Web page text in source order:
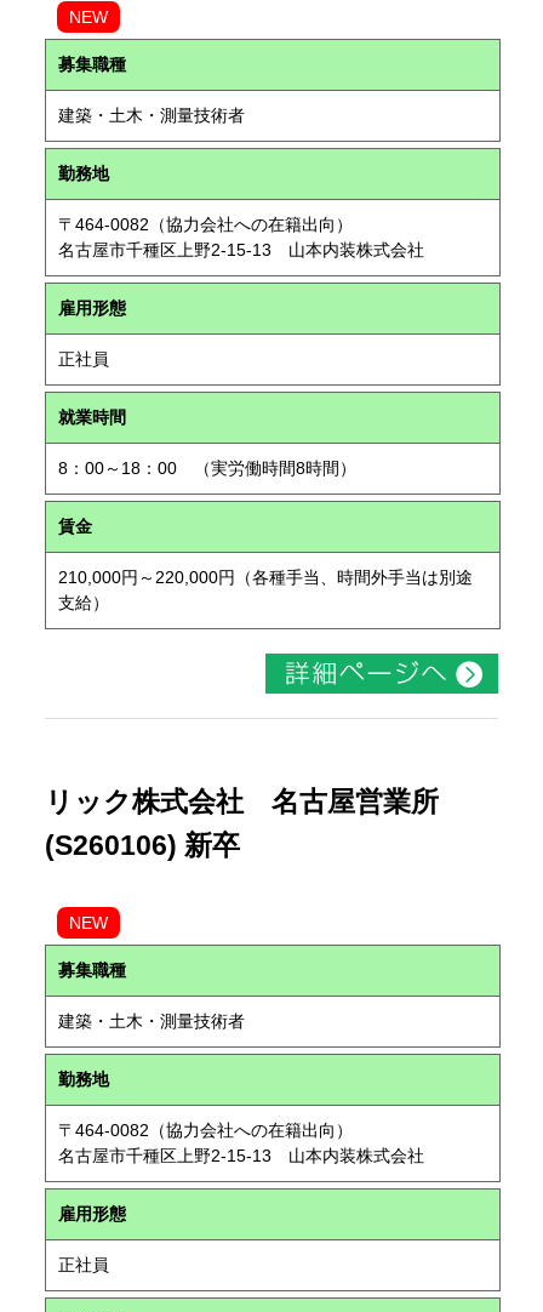
NEW
募集職種
建築・土木・測量技術者
勤務地
〒464-0082（協力会社への在籍出向）
名古屋市千種区上野2-15-13 山本内装株式会社
雇用形態
正社員
就業時間
8：00～18：00 （実労働時間8時間）
賃金
210,000円～220,000円（各種手当、時間外手当は別途
支給）
リック株式会社 名古屋営業所
(S260106) 新卒
NEW
募集職種
建築・土木・測量技術者
勤務地
〒464-0082（協力会社への在籍出向）
名古屋市千種区上野2-15-13 山本内装株式会社
雇用形態
正社員